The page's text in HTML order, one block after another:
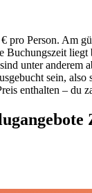
pro Person. Am
Buchungszeit
unter
sein,
enthalten – du